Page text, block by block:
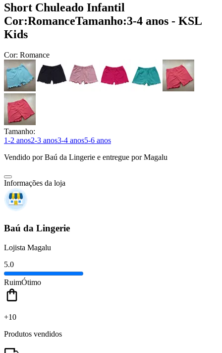
Short Chuleado Infantil
Cor:RomanceTamanho:3-4 anos - KSL
Kids
Cor: Romance
Tamanho:
1-2 anos2-3 anos3-4 anos5-6 anos
Vendido porBaú da Lingerie e entregue por Magalu
Informações da loja
Baú da Lingerie
Lojista Magalu
5.0
RuimÓtimo
+10
Produtos vendidos